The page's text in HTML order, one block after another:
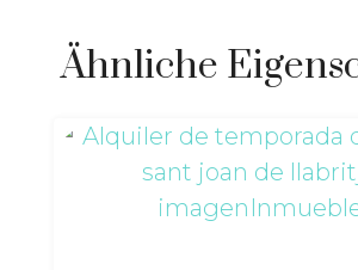
Ähnliche